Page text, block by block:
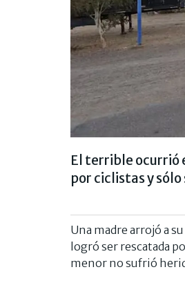
El terrible ocurrió
por ciclistas y
Una madre arrojó a
logró ser rescatada
menor no sufrió